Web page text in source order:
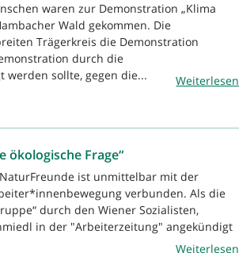
waren zur Demonstration „Klima
Wald gekommen. Die
Trägerkreis die Demonstration
durch die
werden sollte, gegen die...
Weiterlesen
ökologische Frage“
ist unmittelbar mit der
verbunden. Als die
durch den Wiener Sozialisten,
in der "Arbeiterzeitung" angekündigt
Weiterlesen